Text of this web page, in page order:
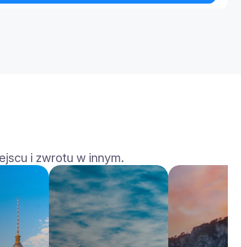
Land Rover
Range Rover Sport
•SUV
YPDJPVBJ
Od 600
Zarezerwuj teraz
i zwrotu w innym.